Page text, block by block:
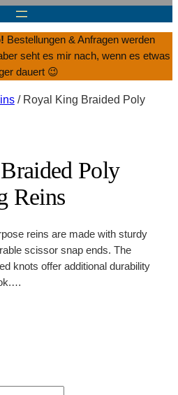
Bestellungen & Anfragen werden
seht es mir nach, wenn es etwas
dauert 😉
/ Royal King Braided Poly
Poly
Reins
reins are made with sturdy
scissor snap ends. The
knots offer additional durability